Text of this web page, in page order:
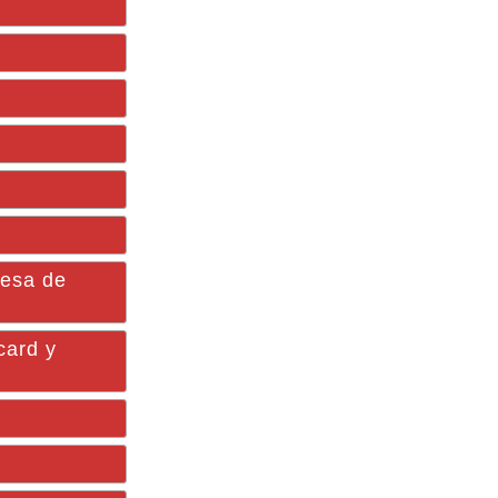
de
y